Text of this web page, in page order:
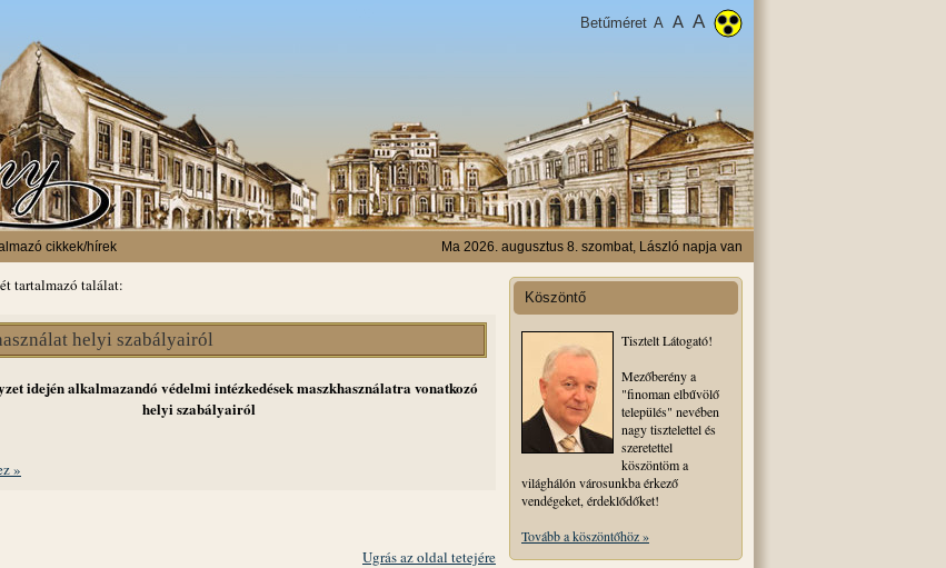
Betűméret A A A
cikkek/hírek Ma 2026. augusztus 8. szombat, László napja van
tartalmazó találat:
helyi szabályairól
idején alkalmazandó védelmi intézkedések maszkhasználatra vonatkozó
helyi szabályairól
»
Ugrás az oldal tetejére
Köszöntő
Tisztelt Látogató!
Mezőberény a
"finoman elbűvölő
település" nevében
nagy tisztelettel és
szeretettel
köszöntöm a
világhálón városunkba érkező
vendégeket, érdeklődőket!
Tovább a köszöntőhöz »